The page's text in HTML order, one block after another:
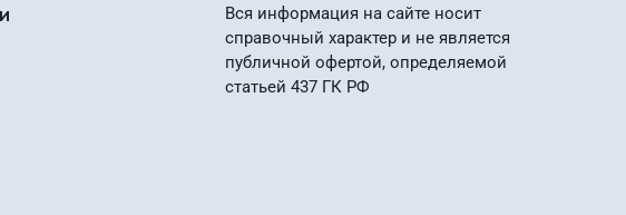
Вся информация на сайте носит
справочный характер и не является
публичной офертой, определяемой
статьей 437 ГК РФ